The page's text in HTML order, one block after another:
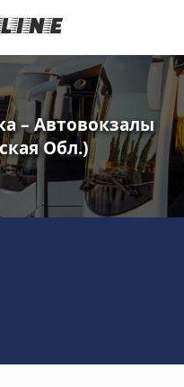
– Автовокзалы
Обл.)